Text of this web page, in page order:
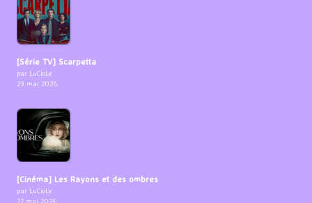
[Série TV] Scarpetta
par LuCioLe
29 mai 2026
[Cinéma] Les Rayons et des ombres
par LuCioLe
27 mai 2026